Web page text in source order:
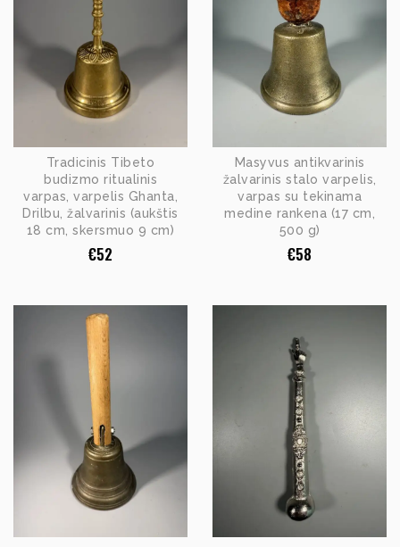
Tradicinis Tibeto
budizmo ritualinis
varpas, varpelis Ghanta,
Drilbu, žalvarinis (aukštis
18 cm, skersmuo 9 cm)
€52
Masyvus antikvarinis
žalvarinis stalo varpelis,
varpas su tekinama
medine rankena (17 cm,
500 g)
€58